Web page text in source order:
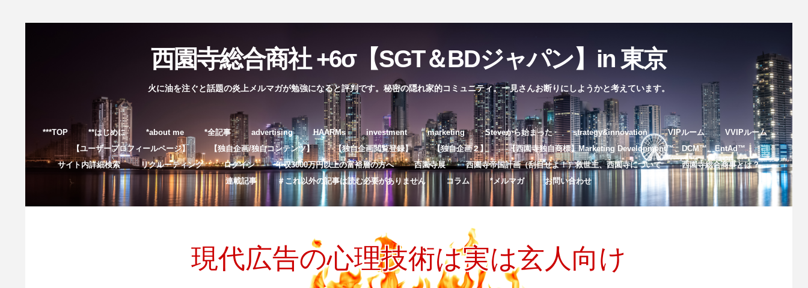
西園寺総合商社 +6σ【SGT＆BDジャパン】in 東京
火に油を注ぐと話題の炎上メルマガが勉強になると評判です。秘密の隠れ家的コミュニティ。一見さんお断りにしようかと考えています。
コ
ン
テ
ン
キ
ッ
***TOP **はじめに *about me *全記事 advertising HAARMs investment marketing Steveから始まった strategy&innovation VIPルーム
VVIPルーム
【ユーザープロフィールページ】
【独自企画/独自コンテンツ】 【独自企画閲覧登録】 【独自企画２】
【西園寺独自商標】Marketing Development™️、DCM™️、EntAd™️
サイト内詳細検索
リクルーティング ログイン 年収3000万円以上の富裕層の方へ 西園寺展 西園寺帝国計画（刮目せよ！）救世主、西園寺について
西園寺総合商事とは？
連載記事
＃これ以外の記事は読む必要がありません コラム *メルマガ お問い合わせ
現代広告の心理技術は実は玄人向け